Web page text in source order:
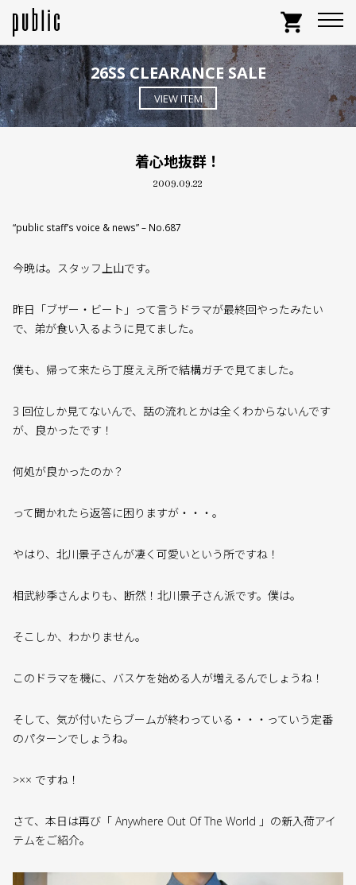
shopping_cart
26SS CLEARANCE SALE
VIEW ITEM
着心地抜群！
2009.09.22
“public staff’s voice & news” – No.687
今晩は。スタッフ上山です。
昨日「ブザー・ビート」って言うドラマが最終回やったみたい
で、弟が食い入るように見てました。
僕も、帰って来たら丁度ええ所で結構ガチで見てました。
3 回位しか見てないんで、話の流れとかは全くわからないんです
が、良かったです！
何処が良かったのか？
って聞かれたら返答に困りますが・・・。
やはり、北川景子さんが凄く可愛いという所ですね！
相武紗季さんよりも、断然！北川景子さん派です。僕は。
そこしか、わかりません。
このドラマを機に、バスケを始める人が増えるんでしょうね！
そして、気が付いたらブームが終わっている・・・っていう定番
のパターンでしょうね。
>×× ですね！
さて、本日は再び「 Anywhere Out Of The World 」の新入荷アイ
テムをご紹介。